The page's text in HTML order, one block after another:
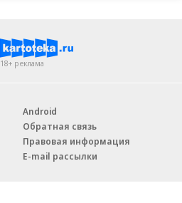
18+ реклама
Android
Обратная связь
Правовая информация
E-mail рассылки